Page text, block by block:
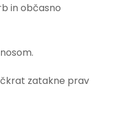
in občasno
zatakne prav